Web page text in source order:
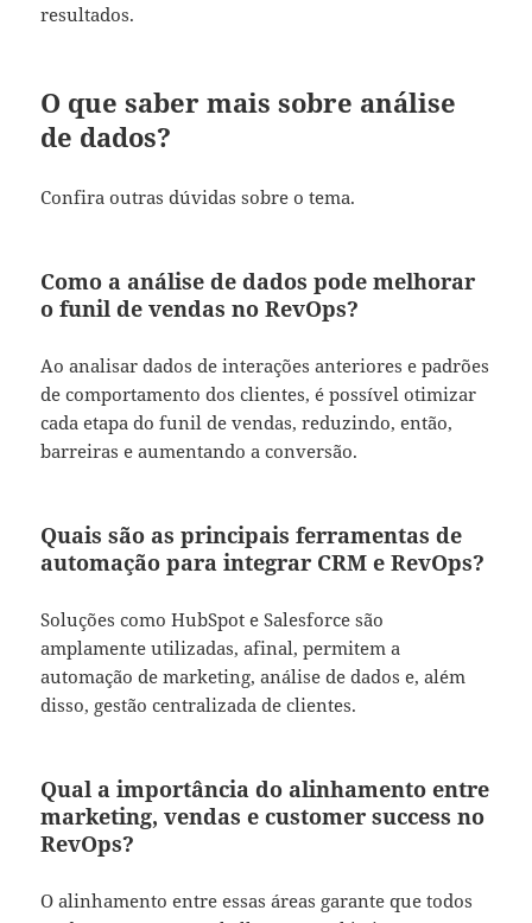
resultados.
O que saber mais sobre análise
de dados?
Confira outras dúvidas sobre o tema.
Como a análise de dados pode melhorar
o funil de vendas no RevOps?
Ao analisar dados de interações anteriores e padrões
de comportamento dos clientes, é possível otimizar
cada etapa do funil de vendas, reduzindo, então,
barreiras e aumentando a conversão.
Quais são as principais ferramentas de
automação para integrar CRM e RevOps?
Soluções como HubSpot e Salesforce são
amplamente utilizadas, afinal, permitem a
automação de marketing, análise de dados e, além
disso, gestão centralizada de clientes.
Qual a importância do alinhamento entre
marketing, vendas e customer success no
RevOps?
O alinhamento entre essas áreas garante que todos